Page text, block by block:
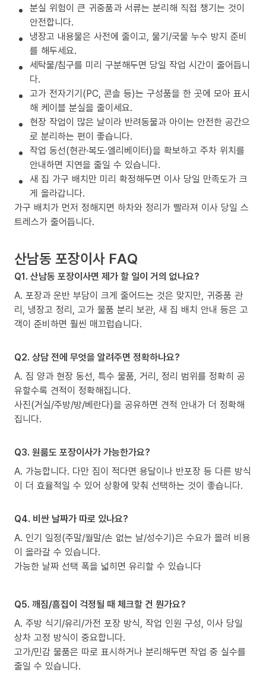
분실 위험이 큰 귀중품과 서류는 분리해 직접 챙기는 것이
안전합니다.
냉장고 내용물은 사전에 줄이고, 물기/국물 누수 방지 준비
를 해두세요.
세탁물/침구를 미리 구분해두면 당일 작업 시간이 줄어듭니
다.
고가 전자기기(PC, 콘솔 등)는 구성품을 한 곳에 모아 표시
해 케이블 분실을 줄이세요.
현장 작업이 많은 날이라 반려동물과 아이는 안전한 공간으
로 분리하는 편이 좋습니다.
작업 동선(현관·복도·엘리베이터)을 확보하고 주차 위치를
안내하면 지연을 줄일 수 있습니다.
새 집 가구 배치만 미리 확정해두면 이사 당일 만족도가 크
게 올라갑니다.
가구 배치가 먼저 정해지면 하차와 정리가 빨라져 이사 당일 스
트레스가 줄어듭니다.
산남동 포장이사 FAQ
Q1. 산남동 포장이사면 제가 할 일이 거의 없나요?
A. 포장과 운반 부담이 크게 줄어드는 것은 맞지만, 귀중품 관
리, 냉장고 정리, 고가 물품 분리 보관, 새 집 배치 안내 등은 고
객이 준비하면 훨씬 매끄럽습니다.
Q2. 상담 전에 무엇을 알려주면 정확하나요?
A. 짐 양과 현장 동선, 특수 물품, 거리, 정리 범위를 정확히 공
유할수록 견적이 정확해집니다.
사진(거실/주방/방/베란다)을 공유하면 견적 안내가 더 정확해
집니다.
Q3. 원룸도 포장이사가 가능한가요?
A. 가능합니다. 다만 짐이 적다면 용달이나 반포장 등 다른 방식
이 더 효율적일 수 있어 상황에 맞춰 선택하는 것이 좋습니다.
Q4. 비싼 날짜가 따로 있나요?
A. 인기 일정(주말/월말/손 없는 날/성수기)은 수요가 몰려 비용
이 올라갈 수 있습니다.
가능한 날짜 선택 폭을 넓히면 유리할 수 있습니다
Q5. 깨짐/흠집이 걱정될 때 체크할 건 뭔가요?
A. 주방 식기/유리/가전 포장 방식, 작업 인원 구성, 이사 당일
상차 고정 방식이 중요합니다.
고가/민감 물품은 따로 표시하거나 분리해두면 작업 중 실수를
줄일 수 있습니다.